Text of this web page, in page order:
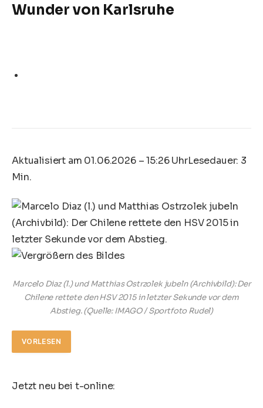
Wunder von Karlsruhe
Aktualisiert am 01.06.2026 – 15:26 UhrLesedauer: 3
Min.
Marcelo Diaz (l.) und Matthias Ostrzolek jubeln (Archivbild): Der
Chilene rettete den HSV 2015 in letzter Sekunde vor dem
Abstieg.(Quelle: IMAGO / Sportfoto Rudel)
VORLESEN
Jetzt neu bei t-online: